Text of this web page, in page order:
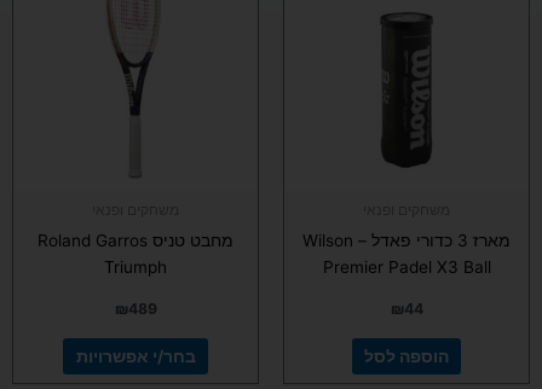
מארז 3 כדורי פאדל – Wilson
Premier Padel X3 Ball
₪44
הוספה לסל
מחבט טניס Roland Garros
Triumph
₪489
בחר/י אפשרויות
מספר
סוגים.
ניתן
לבחור